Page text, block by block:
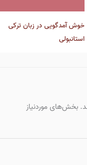
خوش آمدگویی در زبان ترکی
استانبولی
بخش‌های موردنیاز